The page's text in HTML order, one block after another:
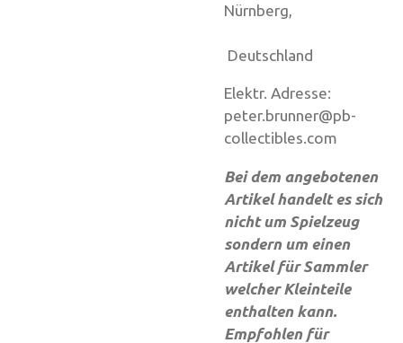
Nürnberg,
Deutschland
Elektr. Adresse:
peter.brunner@pb-
collectibles.com
Bei dem angebotenen
Artikel handelt es sich
nicht um Spielzeug
sondern um einen
Artikel für Sammler
welcher Kleinteile
enthalten kann.
Empfohlen für